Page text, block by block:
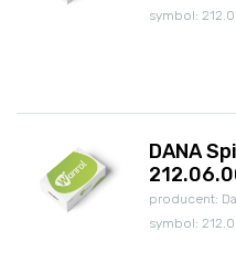
symbol:
DANA
producent:
symbol: